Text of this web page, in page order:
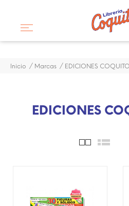
Inicio Marcas EDICIONES COQUITO
EDICIONES